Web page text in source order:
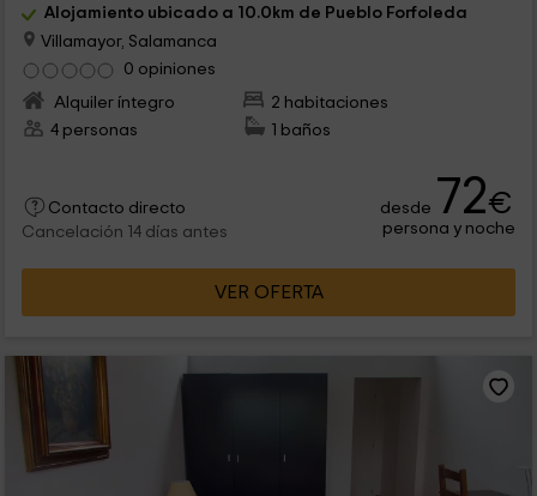
Alojamiento ubicado a 10.0km de Pueblo Forfoleda
Villamayor, Salamanca
0 opiniones
Alquiler íntegro
2 habitaciones
4 personas
1 baños
Contacto directo
Cancelación 14 días antes
desde 72€
persona y noche
VER OFERTA